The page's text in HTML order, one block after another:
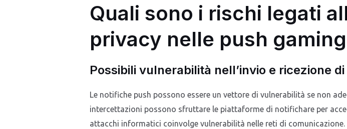
Quali sono i rischi legati
privacy nelle push gaming
Possibili vulnerabilità nell’invio e ricezione
Le notifiche push possono essere un vettore di vulnerabilità se non
intercettazioni possono sfruttare le piattaforme di notifichare per
attacchi informatici coinvolge vulnerabilità nelle reti di comunicazione.